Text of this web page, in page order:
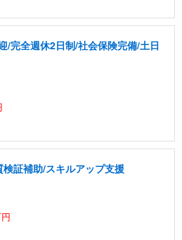
/完全週休2日制/社会保険完備/土日
証補助/スキルアップ支援